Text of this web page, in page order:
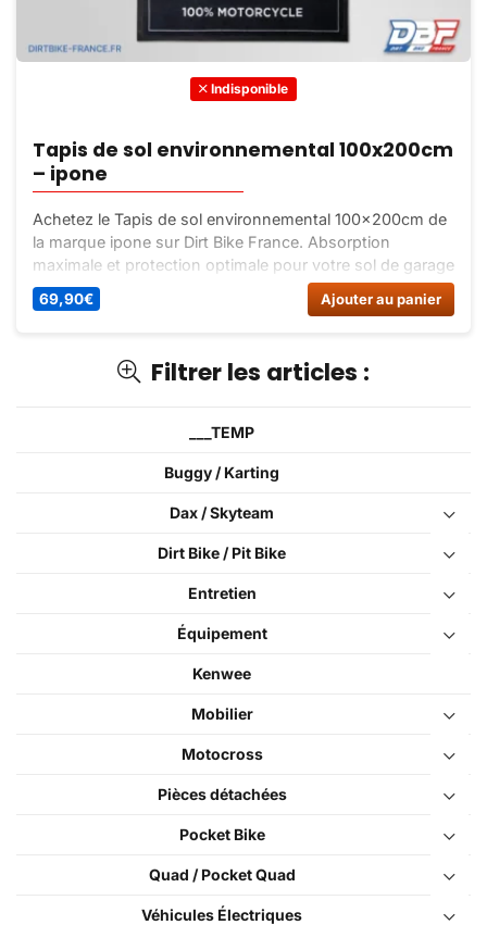
Filtrer les articles :
___TEMP
Buggy / Karting
Dax / Skyteam
Dirt Bike / Pit Bike
Entretien
Équipement
Kenwee
Mobilier
Motocross
Pièces détachées
Pocket Bike
Quad / Pocket Quad
Véhicules Électriques
Indisponible
Tapis de sol environnemental 100x200cm
– ipone
Achetez le Tapis de sol environnemental 100x200cm de
la marque ipone sur Dirt Bike France. Absorption
maximale et protection optimale pour votre sol de garage
ou paddock. Livraison rapide.
69,90€ Ajouter au panier